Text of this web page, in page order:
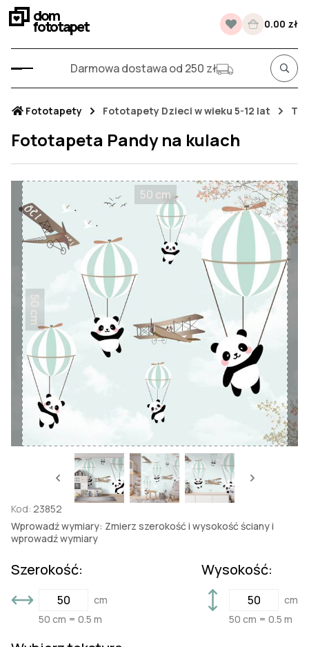
dom
fototapet 0.00 zł
Darmowa dostawa od 250 zł
Fototapety Fototapety Dzieci w wieku 5-12 lat
Fototapeta Pandy na kulach
50 cm
50 cm
Kod: 23852
Wprowadź wymiary: Zmierz szerokość i wysokość ściany i
wprowadź wymiary
Szerokość:
cm
50 cm = 0.5 m
Wysokość:
cm
50 cm = 0.5 m